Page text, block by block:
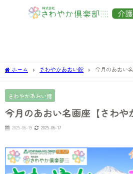
ホーム さわやかあおい館 今月のあおい
さわやかあおい館
今月のあおい名画座【さわや
2025-06-19 2025-06-17